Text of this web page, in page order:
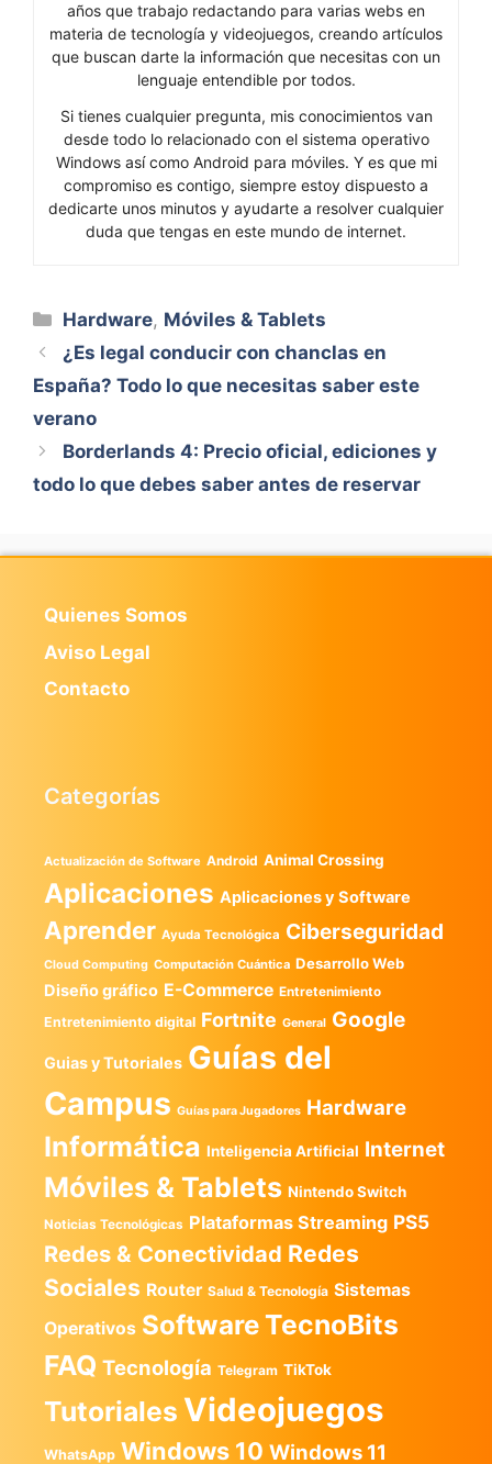
años que trabajo redactando para varias webs en
materia de tecnología y videojuegos, creando artículos
que buscan darte la información que necesitas con un
lenguaje entendible por todos.
Si tienes cualquier pregunta, mis conocimientos van
desde todo lo relacionado con el sistema operativo
Windows así como Android para móviles. Y es que mi
compromiso es contigo, siempre estoy dispuesto a
dedicarte unos minutos y ayudarte a resolver cualquier
duda que tengas en este mundo de internet.
Categorías
Hardware, Móviles & Tablets
¿Es legal conducir con chanclas en
España? Todo lo que necesitas saber este
verano
Borderlands 4: Precio oficial, ediciones y
todo lo que debes saber antes de reservar
Quienes Somos
Aviso Legal
Contacto
Categorías
Actualización de Software Android Animal Crossing
Aplicaciones Aplicaciones y Software
Aprender Ayuda Tecnológica Ciberseguridad
Cloud Computing Computación Cuántica Desarrollo Web
Diseño gráfico E-Commerce Entretenimiento
Entretenimiento digital Fortnite General Google
Guias y Tutoriales Guías del
Campus Guías para Jugadores Hardware
Informática Inteligencia Artificial Internet
Móviles & Tablets Nintendo Switch
Noticias Tecnológicas Plataformas Streaming PS5
Redes & Conectividad Redes
Sociales Router Salud & Tecnología Sistemas
Operativos SoftwareTecnoBits
FAQ Tecnología Telegram TikTok
Tutoriales Videojuegos
WhatsApp Windows 10 Windows 11